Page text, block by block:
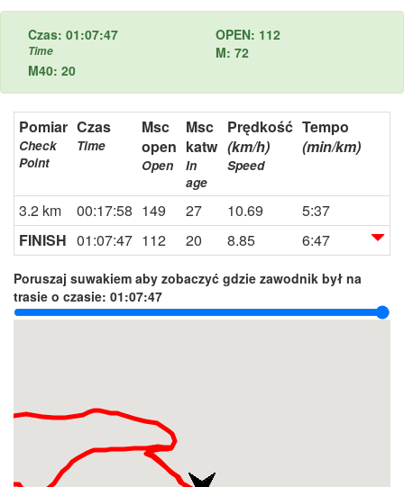
Czas: 01:07:47
Time
OPEN: 112
M: 72
M40: 20
Pomiar
Check
Point
Czas
Time
Msc
open
Open
Msc
katw
In
age
Prędkość
(km/h)
Speed
Tempo
(min/km)
3.2 km 00:17:58 149 27 10.69
5:37
FINISH 01:07:47 112 20 8.85 6:47
Poruszaj suwakiem aby zobaczyć gdzie zawodnik był na
trasie o czasie: 01:07:47